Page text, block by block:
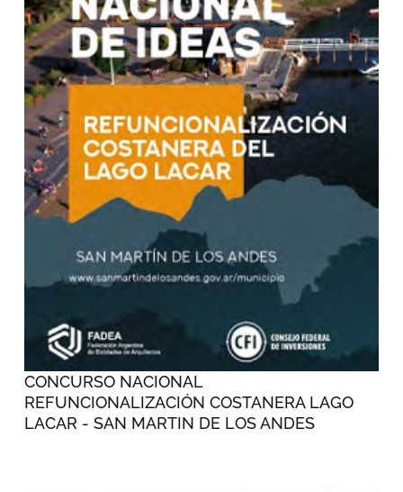
CONCURSO NACIONAL
REFUNCIONALIZACIÓN COSTANERA LAGO
LACAR - SAN MARTIN DE LOS ANDES